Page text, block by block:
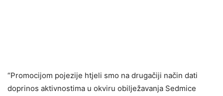
“Promocijom pojezije htjeli smo na drugačiji način dati
doprinos aktivnostima u okviru obilježavanja Sedmice